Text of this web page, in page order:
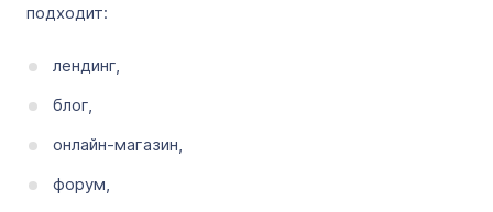
подходит:
лендинг,
блог,
онлайн-магазин,
форум,